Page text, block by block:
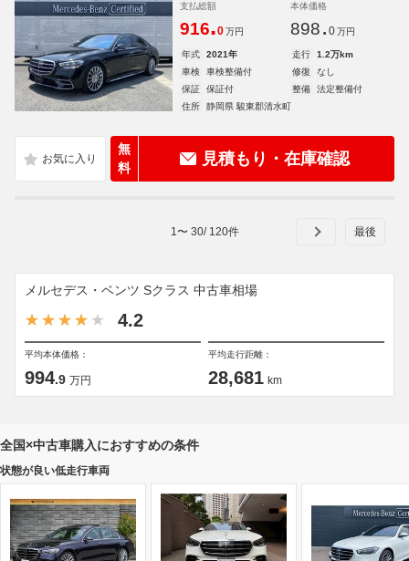
支払総額
916.0 万円
本体価格
898. 0 万円
年式 2021年 走行
1.2万km
車検
車検整備付 修復
なし
保証
保証付 整備
法定整備付
住所
静岡県 駿東郡清水町
無
料
見積もり・在庫確認
1 〜 30/ 120件
メルセデス・ベンツ Sクラス 中古車相場
4.2
平均本体価格：
994.9 万円
平均走行距離：
28,681 km
全国×中古車購入におすすめの条件
状態が良い低走行車両